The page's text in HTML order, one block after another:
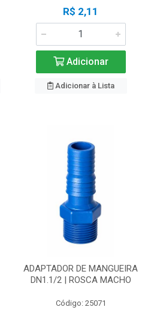
R$ 2,11
Adicionar
Adicionar à Lista
ADAPTADOR DE MANGUEIRA
DN1.1/2 | ROSCA MACHO
Código: 25071